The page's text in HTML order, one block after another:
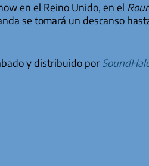
en el Reino Unido, en el
se tomará un descanso
y distribuido por